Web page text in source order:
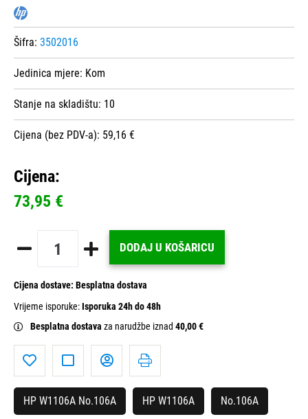
Šifra: 3502016
Jedinica mjere: Kom
Stanje na skladištu: 10
Cijena (bez PDV-a): 59,16 €
Cijena:
73,95 €
DODAJ U KOŠARICU
Cijena dostave: Besplatna dostava
Vrijeme isporuke:Isporuka 24h do 48h
Besplatna dostava za narudžbe iznad 40,00 €
HP W1106A No.106A HP W1106A No.106A